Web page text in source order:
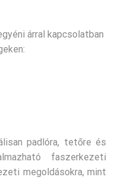
árral kapcsolatban
padlóra, tetőre és
faszerkezeti
megoldásokra, mint